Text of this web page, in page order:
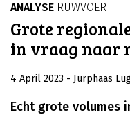
ANALYSE RUWVOER
Grote
in vraag naar
4 April 2023 - Jurphaas
Echt grote volumes